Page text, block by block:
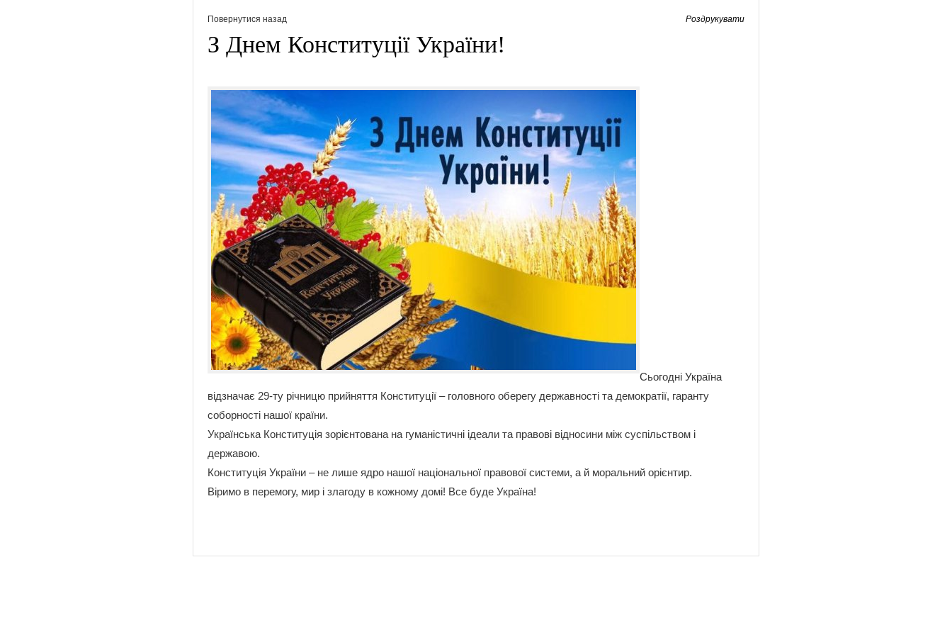
Повернутися назад Роздрукувати
З Днем Конституції України!
Сьогодні Україна
відзначає 29-ту річницю прийняття Конституції – головного оберегу державності та демократії, гаранту
соборності нашої країни.
Українська Конституція зорієнтована на гуманістичні ідеали та правові відносини між суспільством і
державою.
Конституція України – не лише ядро нашої національної правової системи, а й моральний орієнтир.
Віримо в перемогу, мир і злагоду в кожному домі! Все буде Україна!